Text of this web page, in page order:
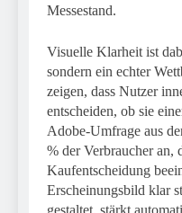
Messestand.
Visuelle Klarheit ist
sondern ein echter
zeigen, dass Nutzer
entscheiden, ob sie
Adobe-Umfrage aus
% der Verbraucher an,
Kaufentscheidung
Erscheinungsbild klar